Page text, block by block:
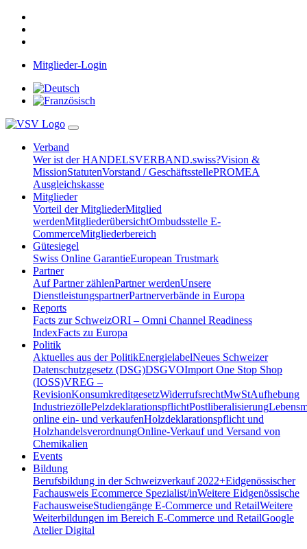
Mitglieder-Login
Verband
Wer ist der HANDELSVERBAND.swiss?Vision &
MissionStatutenVorstand / GeschäftsstellePROMEA
Ausgleichskasse
Mitglieder
Vorteil der MitgliederMitglied
werdenMitgliederübersichtOmbudsstelle E-
CommerceMitgliederbereich
Gütesiegel
Swiss Online GarantieEuropean Trustmark
Partner
Auf Partner zählenPartner werdenUnsere
DienstleistungspartnerPartnerverbände in Europa
Reports
Facts zur SchweizORI – Omni Channel Readiness
IndexFacts zu Europa
Politik
Aktuelles aus der PolitikEnergielabelNeues Schweizer
Datenschutzgesetz (DSG)DSGVOImport One Stop Shop
(IOSS)VREG –
RevisionKonsumkreditgesetzWiderrufsrechtMwStAufhebung
IndustriezöllePelzdeklarationspflichtPostliberalisierung
online ein- und verkaufenHolzdeklarationspflicht und
HolzhandelsverordnungOnline-Verkauf und Versand von
Chemikalien
Events
Bildung
Berufsbildung in der Schweizverkauf 2022+Eidgenössischer
Fachausweis Ecommerce Spezialist/inWeitere Eidgenössische
FachausweiseStudiengänge E-Commerce und RetailWeitere
Weiterbildungen im Bereich E-Commerce und RetailGoogle
Atelier Digital